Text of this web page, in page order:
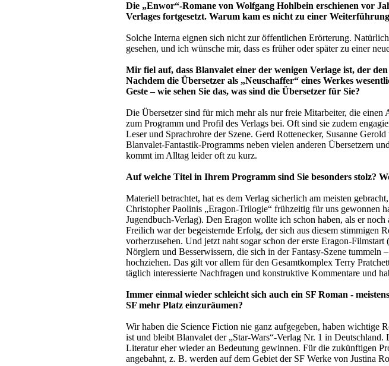
Die „Enwor“-Romane von Wolfgang Hohlbein erschienen vor
Verlages fortgesetzt. Warum kam es nicht zu einer
Solche Interna eignen sich nicht zur öffentlichen Erörterung.
gesehen, und ich wünsche mir, dass es früher oder später zu einer
Mir fiel auf, dass Blanvalet einer der wenigen Verlage ist, der
Nachdem die Übersetzer als „Neuschaffer“ eines Werkes
Geste – wie sehen Sie das, was sind die Übersetzer für Sie?
Die Übersetzer sind für mich mehr als nur freie Mitarbeiter, die
zum Programm und Profil des Verlags bei. Oft sind sie zudem
Leser und Sprachrohre der Szene. Gerd Rottenecker, Susanne
Blanvalet-Fantastik-Programms neben vielen anderen Übersetzern
kommt im Alltag leider oft zu kurz.
Auf welche Titel in Ihrem Programm sind Sie besonders stolz?
Materiell betrachtet, hat es dem Verlag sicherlich am meisten
Christopher Paolinis „Eragon-Trilogie“ frühzeitig für uns gewonnen
Jugendbuch-Verlag). Den Eragon wollte ich schon haben, als er
Freilich war der begeisternde Erfolg, der sich aus diesem stimmigen
vorherzusehen. Und jetzt naht sogar schon der erste Eragon-
Nörglern und Besserwissern, die sich in der Fantasy-Szene tummeln
hochziehen. Das gilt vor allem für den Gesamtkomplex Terry
täglich interessierte Nachfragen und konstruktive Kommentare und
Immer einmal wieder schleicht sich auch ein SF Roman -
SF mehr Platz einzuräumen?
Wir haben die Science Fiction nie ganz aufgegeben, haben wichtige
ist und bleibt Blanvalet der „Star-Wars“-Verlag Nr. 1 in
Literatur eher wieder an Bedeutung gewinnen. Für die zukünftigen
angebahnt, z. B. werden auf dem Gebiet der SF Werke von Justina